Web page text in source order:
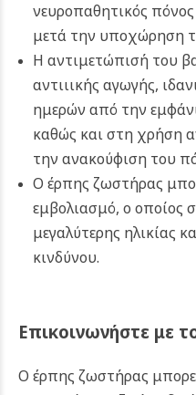
νευροπαθητικός
μετά την υποχώρηση
Η αντιμετώπισή του
αντιιικής αγωγής,
ημερών από την
καθώς και στη χρήση
την ανακούφιση του
Ο έρπης ζωστήρας
εμβολιασμό, ο οποίος
μεγαλύτερης ηλικίας
κινδύνου.
Επικοινωνήστε με
Ο έρπης ζωστήρας